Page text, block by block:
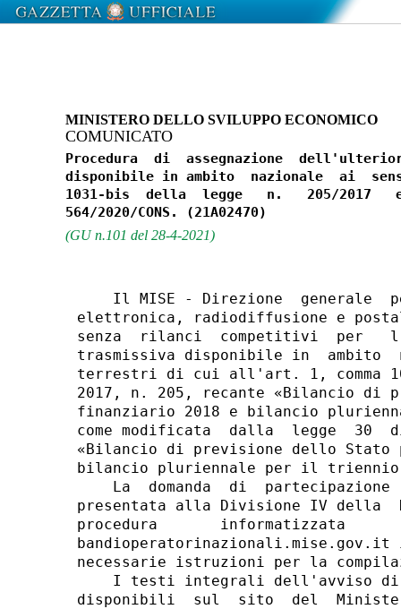
MINISTERO DELLO SVILUPPO ECONOMICO
COMUNICATO
Procedura  di  assegnazione
disponibile in ambito  nazionale  ai
1031-bis  della  legge   n.   205/2017
(GU n.101 del 28-4-2021)
Il MISE - Direzione  generale
elettronica, radiodiffusione e
senza  rilanci  competitivi  per
trasmissiva disponibile in  ambito
terrestri di cui all'art. 1, comma
2017, n. 205, recante «Bilancio di
finanziario 2018 e bilancio
come modificata  dalla  legge  30
«Bilancio di previsione dello
bilancio pluriennale per il triennio
La  domanda  di  partecipazione
presentata alla Divisione IV della
procedura       informatizzata
necessarie istruzioni per la
I testi integrali dell'avviso
disponibili  sul  sito  del